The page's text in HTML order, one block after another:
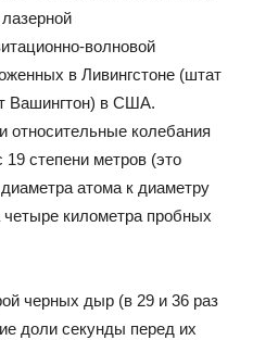
волновой
в Ливингстоне (штат
Вашингтон) в США.
относительные колебания
степени метров (это
атома к диаметру
километра пробных
черных дыр (в 29 и 36 раз
доли секунды перед их